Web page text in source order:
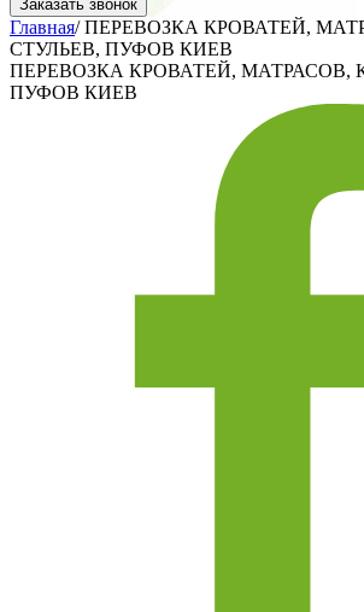
Главная/ ПЕРЕВОЗКА КРОВАТЕЙ,
СТУЛЬЕВ, ПУФОВ КИЕВ
ПЕРЕВОЗКА КРОВАТЕЙ, МАТРАСОВ,
ПУФОВ КИЕВ